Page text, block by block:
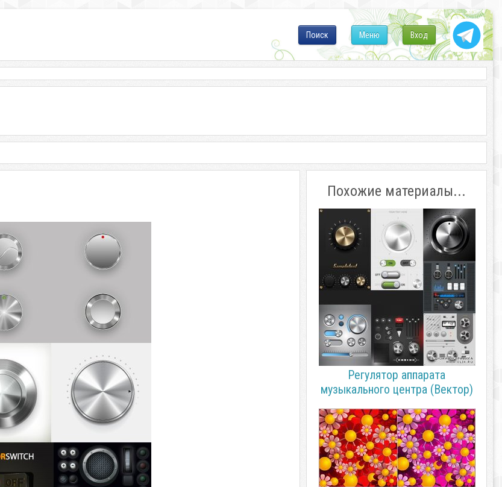
Вход
Меню
Поиск
Похожие материалы...
Регулятор аппарата
музыкального центра (Вектор)